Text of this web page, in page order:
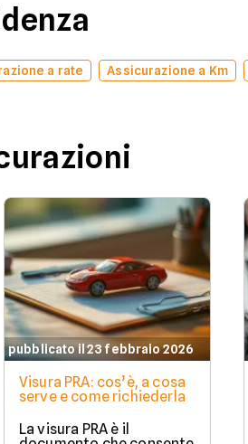
a rate Assicurazione a Km
pubblicato il 23 febbraio 2026
Visura PRA: cos’è, a cosa
serve e come richiederla
La visura PRA è il